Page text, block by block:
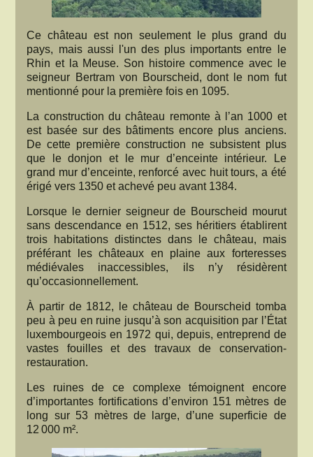
Ce château est non seulement le plus grand du
pays, mais aussi l'un des plus importants entre le
Rhin et la Meuse. Son histoire commence avec le
seigneur Bertram von Bourscheid, dont le nom fut
mentionné pour la première fois en 1095.
La construction du château remonte à l’an 1000 et
est basée sur des bâtiments encore plus anciens.
De cette première construction ne subsistent plus
que le donjon et le mur d’enceinte intérieur. Le
grand mur d’enceinte, renforcé avec huit tours, a été
érigé vers 1350 et achevé peu avant 1384.
Lorsque le dernier seigneur de Bourscheid mourut
sans descendance en 1512, ses héritiers établirent
trois habitations distinctes dans le château, mais
préférant les châteaux en plaine aux forteresses
médiévales inaccessibles, ils n’y résidèrent
qu’occasionnellement.
À partir de 1812, le château de Bourscheid tomba
peu à peu en ruine jusqu’à son acquisition par l’État
luxembourgeois en 1972 qui, depuis, entreprend de
vastes fouilles et des travaux de conservation-
restauration.
Les ruines de ce complexe témoignent encore
d’importantes fortifications d’environ 151 mètres de
long sur 53 mètres de large, d’une superficie de
12 000 m².